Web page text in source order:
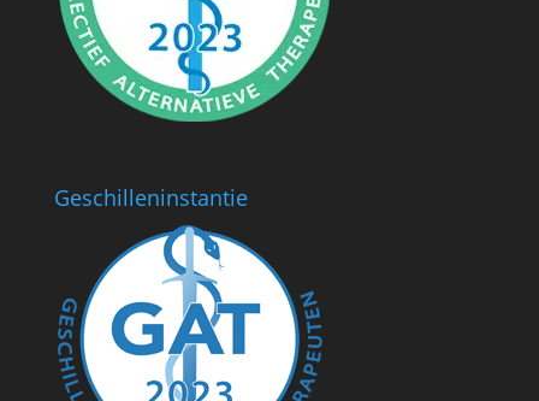
Geschilleninstantie